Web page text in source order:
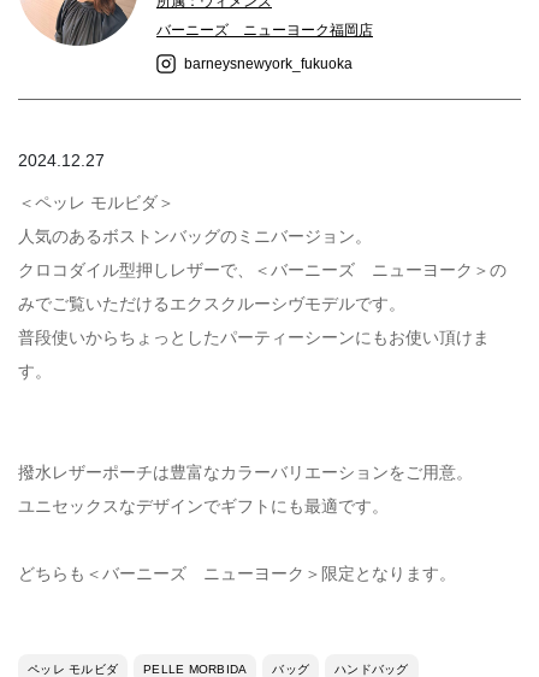
バーニーズ ニューヨーク福岡店
barneysnewyork_fukuoka
2024.12.27
＜ペッレ モルビダ＞
人気のあるボストンバッグのミニバージョン。
クロコダイル型押しレザーで、＜バーニーズ ニューヨーク＞の
みでご覧いただけるエクスクルーシヴモデルです。
普段使いからちょっとしたパーティーシーンにもお使い頂けま
す。
撥水レザーポーチは豊富なカラーバリエーションをご用意。
ユニセックスなデザインでギフトにも最適です。
どちらも＜バーニーズ ニューヨーク＞限定となります。
ペッレ モルビダ PELLE MORBIDA バッグ ハンドバッグ